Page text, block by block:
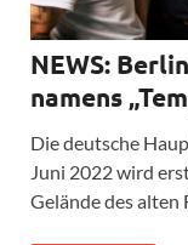
NEWS:
namens
Die deutsche
Juni 2022 wird
Gelände des